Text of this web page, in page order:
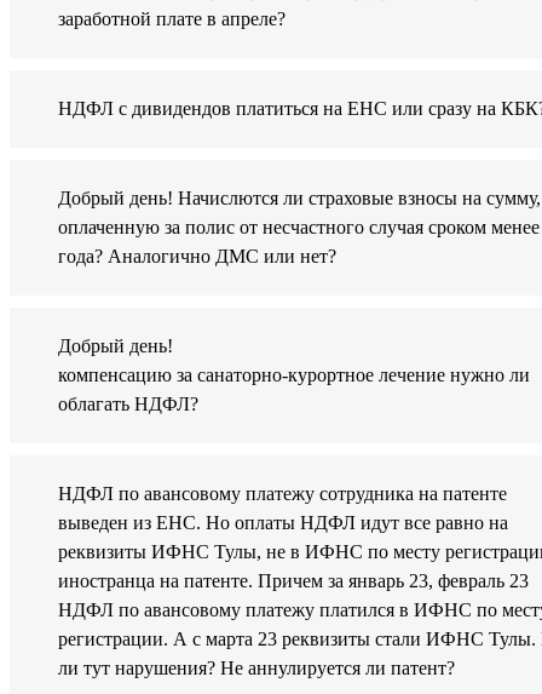
заработной плате в апреле?
НДФЛ с дивидендов платиться на ЕНС или сразу на
Добрый день! Начислются ли страховые взносы на сумму,
оплаченную за полис от несчастного случая сроком менее
года? Аналогично ДМС или нет?
Добрый день!
компенсацию за санаторно-курортное лечение нужно ли
облагать НДФЛ?
НДФЛ по авансовому платежу сотрудника на патенте
выведен из ЕНС. Но оплаты НДФЛ идут все равно на
реквизиты ИФНС Тулы, не в ИФНС по месту
иностранца на патенте. Причем за январь 23, февраль 23
НДФЛ по авансовому платежу платился в ИФНС по
регистрации. А с марта 23 реквизиты стали ИФНС Тулы.
ли тут нарушения? Не аннулируется ли патент?